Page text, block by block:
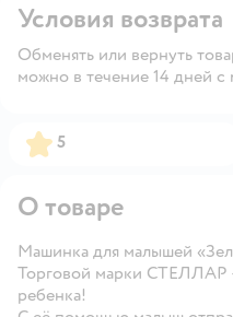
Условия возврата
Обменять или вернуть
можно в течение 14 дней с
Рейтинг:
5
О товаре
Машинка для малышей
Торговой марки СТЕЛЛАР
ребенка!